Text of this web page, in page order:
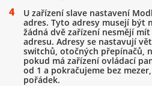
U zařízení slave nastavení
adres. Tyto adresy musejí být
žádná dvě zařízení nesmějí
adresu. Adresy se nastavují
switchů, otočných přepínačů,
pokud má zařízení ovládací
od 1 a pokračujeme bez
pořádek.